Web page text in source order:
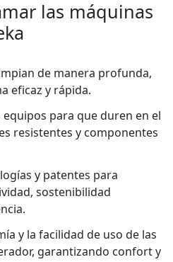
las máquinas
de manera profunda,
eficaz y rápida.
para que duren en el
resistentes y componentes
y patentes para
sostenibilidad
y la facilidad de uso de las
garantizando confort y